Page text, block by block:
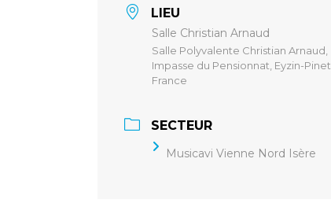
LIEU
Salle Christian Arnaud
Salle Polyvalente Christian Arnaud,
Impasse du Pensionnat, Eyzin-Pinet,
France
SECTEUR
Musicavi Vienne Nord Isère